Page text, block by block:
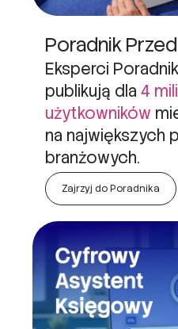
Poradnik
Eksperci
publikują dla 4
użytkowników
na największych
branżowych.
Zajrzyj do Poradnika